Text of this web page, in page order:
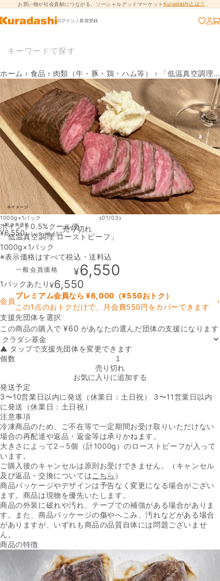
コンテンツに進
む
お買い物が社会貢献につながる、ソーシャルグッドマーケット Kuradashiとは？
ログイン / 新規登録
ホーム › 食品 › 肉類（牛・豚・鶏・ハム等） › 「低温真空調理 ローストビーフ」
1000g×1パック ‹01/03›
ポイント0.5% クール便
「低温真空調理 ローストビーフ」
1000g×1パック
※表示価格はすべて税込・送料込
一般会員価格 ¥6,550
1パックあたり¥6,550
会員
プレミアム会員なら ¥6,000 （¥550おトク）
この1点のおトクだけで、月会費550円をカバーできます
›
支援先団体を選択
この商品の購入で¥60 があなたの選んだ団体の支援になります
支援先団体
▲ タップで支援先団体を変更できます
個数「低温真空調理 ローストビーフ」の数量を減らす
売り切れ
お気に入りに追加する
発送予定
3〜10営業日以内に発送（休業日：土日祝） 3〜11営業日以内
に発送（休業日：土日祝）
注意事項
冷凍商品のため、ご不在等で一定期間お受け取りいただけない
場合の再配達や返品・返金等は承りかねます。
大きさによって2～5個（計1000g）のローストビーフが入って
います。
ご購入後のキャンセルは原則お受けできません。（キャンセル
及び返品・交換についてはこちら ）
商品パッケージやデザインは予告なく変更になる場合がござい
ます。商品は現物を優先いたします。
商品の外装に破れや汚れ、テープでの補強がある場合がありま
す。また、商品パッケージの傷やへこみ、汚れなどがある場合
がありますが、いずれも商品の品質自体には問題ございませ
ん。
一般会員価格
¥6,5501パック¥6,550
売り切れ
商品の特徴